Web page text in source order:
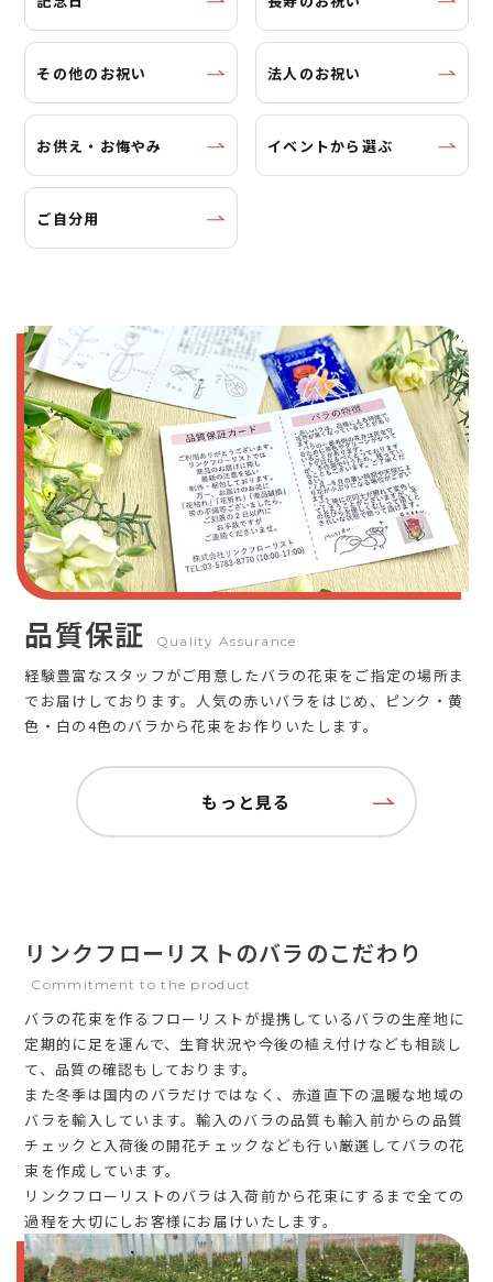
その他のお祝い 法人のお祝い
お供え・お悔やみ イベントから選ぶ
ご自分用
品質保証 Quality Assurance
経験豊富なスタッフがご用意したバラの花束をご指定の場所ま
でお届けしております。人気の赤いバラをはじめ、ピンク・黄
色・白の4色のバラから花束をお作りいたします。
もっと見る
リンクフローリストのバラのこだわり
Commitment to the product
バラの花束を作るフローリストが提携しているバラの生産地に
定期的に足を運んで、生育状況や今後の植え付けなども相談し
て、品質の確認もしております。
また冬季は国内のバラだけではなく、赤道直下の温暖な地域の
バラを輸入しています。輸入のバラの品質も輸入前からの品質
チェックと入荷後の開花チェックなども行い厳選してバラの花
束を作成しています。
リンクフローリストのバラは入荷前から花束にするまで全ての
過程を大切にしお客様にお届けいたします。